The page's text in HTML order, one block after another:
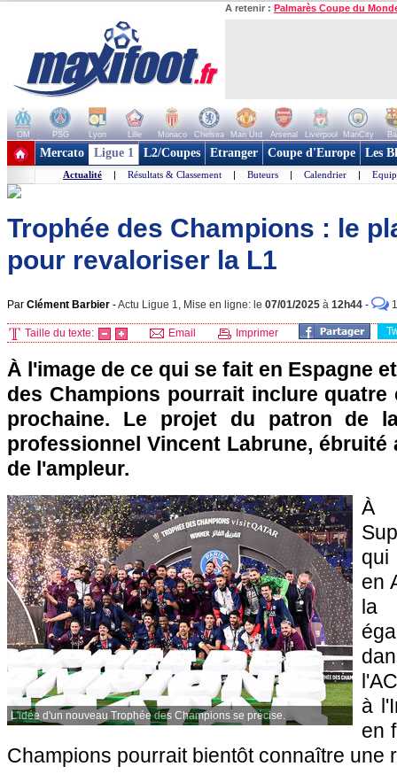
A retenir : Palmarès Coupe du
OM PSG Lyon Lille Monaco Chelsea Man Utd Arsenal Liverpool ManCity
+ de clubs
Mercato Ligue 1 L2/Coupes Etranger Coupe d'Europe Les
Actualité | Résultats & Classement | Buteurs | Calendrier |
Trophée des Champions : le
pour revaloriser la L1
Par Clément Barbier -Actu Ligue 1, Mise en ligne: le 07/01/2025 à 12h44 -
Taille du texte: Email Imprimer
À l'image de ce qui se fait en Espagne
des Champions pourrait inclure quatre
prochaine. Le projet du patron de
professionnel Vincent Labrune, ébruité
de l'ampleur.
L'idée d'un nouveau Trophée des Champions se précise.
À
en
la
à
en
Champions pourrait bientôt connaître une